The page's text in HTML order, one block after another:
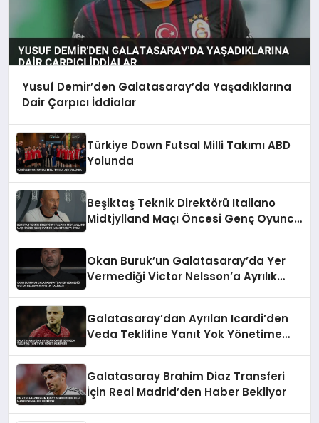
Yusuf Demir’den Galatasaray’da Yaşadıklarına
Dair Çarpıcı İddialar
Türkiye Down Futsal Milli Takımı ABD
Yolunda
Beşiktaş Teknik Direktörü Italiano
Midtjylland Maçı Öncesi Genç Oyuncu
Okan Buruk’un Galatasaray’da Yer
Vermediği Victor Nelsson’a Ayrılık
Galatasaray’dan Ayrılan Icardi’den
Veda Teklifine Yanıt Yok Yönetime
Galatasaray Brahim Diaz Transferi
İçin Real Madrid’den Haber Bekliyor